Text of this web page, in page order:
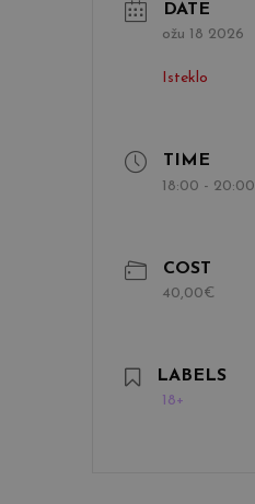
DATE
ožu 18 2026
Isteklo
TIME
18:00 - 20:00
COST
40,00€
LABELS
18+